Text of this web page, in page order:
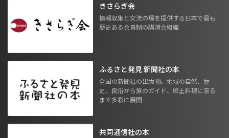
きさらぎ会
情報収集と交流の場を提供する日本で最も
歴史ある会員制の講演会組織
ふるさと発見 新聞社の本
全国の新聞社の出版物。地域の自然、歴
史、民俗から旅のガイド、郷土料理に至る
まで多彩に展開
共同通信社の本